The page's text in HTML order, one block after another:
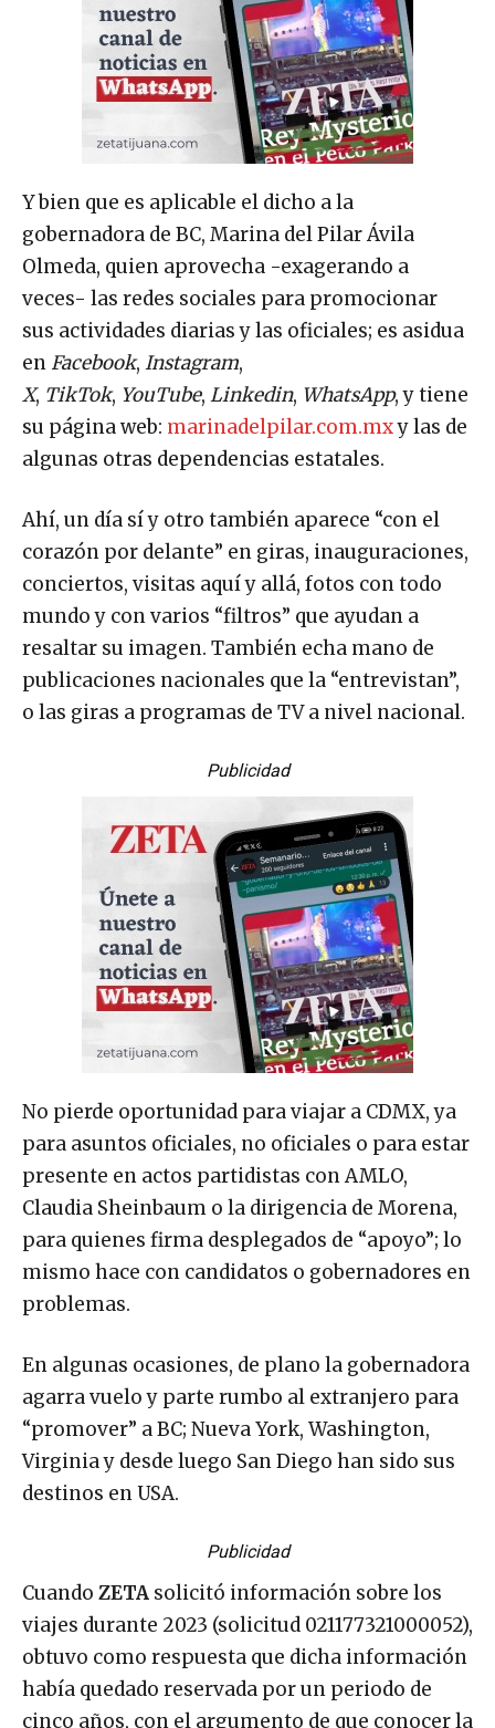
Y bien que es aplicable el dicho a la
gobernadora de BC, Marina del Pilar Ávila
Olmeda, quien aprovecha -exagerando a
veces- las redes sociales para promocionar
sus actividades diarias y las oficiales; es asidua
enFacebook, Instagram,
X, TikTok, YouTube, Linkedin, WhatsApp, y tiene
su página web: marinadelpilar.com.mx y las de
algunas otras dependencias estatales.
Ahí, un día sí y otro también aparece “con el
corazón por delante” en giras, inauguraciones,
conciertos, visitas aquí y allá, fotos con todo
mundo y con varios “filtros” que ayudan a
resaltar su imagen. También echa mano de
publicaciones nacionales que la “entrevistan”,
o las giras a programas de TV a nivel nacional.
Publicidad
No pierde oportunidad para viajar a CDMX, ya
para asuntos oficiales, no oficiales o para estar
presente en actos partidistas con AMLO,
Claudia Sheinbaum o la dirigencia de Morena,
para quienes firma desplegados de “apoyo”; lo
mismo hace con candidatos o gobernadores en
problemas.
En algunas ocasiones, de plano la gobernadora
agarra vuelo y parte rumbo al extranjero para
“promover” a BC; Nueva York, Washington,
Virginia y desde luego San Diego han sido sus
destinos en USA.
Publicidad
Cuando ZETA solicitó información sobre los
viajes durante 2023 (solicitud 021177321000052),
obtuvo como respuesta que dicha información
había quedado reservada por un periodo de